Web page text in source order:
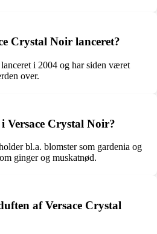
Crystal Noir lanceret?
i 2004 og har siden været
over.
Crystal Noir?
bl.a. blomster som gardenia og
ginger og muskatnød.
af Versace Crystal